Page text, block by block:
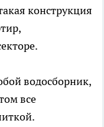
конструкция
водосборник,
все